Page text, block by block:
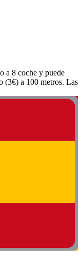
a 8 coche y puede
(3€) a 100 metros. Las